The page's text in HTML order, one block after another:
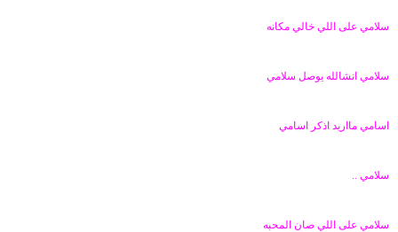
سلامي على اللي خالي مكانه
سلامي انشالله يوصل سلامي
اسامي مااريد اذكر اسامي
سلامي ..
سلامي على اللي صان المحبه